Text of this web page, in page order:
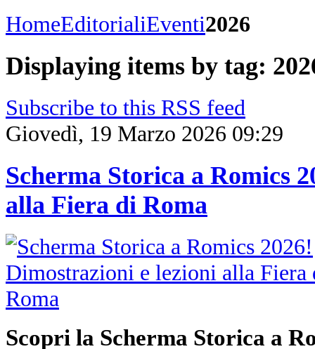
HomeEditorialiEventi2026
Displaying items by tag:
Subscribe to this RSS feed
Giovedì, 19 Marzo 2026 09:29
Scherma Storica a Romics
alla Fiera di Roma
Scopri la Scherma Storica a